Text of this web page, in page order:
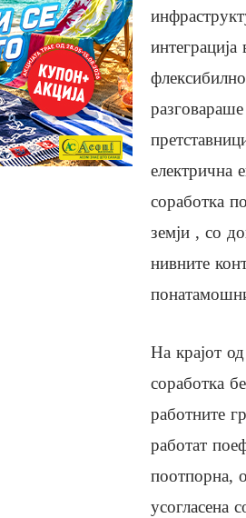
интеграција
електрична
соработка
земји , со
нивните
На крајот
соработка
работните
работат
поотпорна,
усогласена